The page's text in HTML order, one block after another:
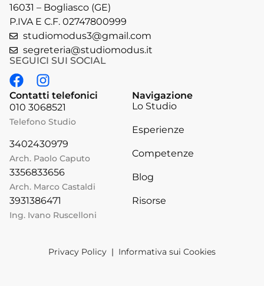
16031 – Bogliasco (GE)
P.IVA E C.F. 02747800999
studiomodus3@gmail.com
segreteria@studiomodus.it
SEGUICI SUI SOCIAL
Contatti telefonici
010 3068521
Telefono Studio
3402430979
Arch. Paolo Caputo
3356833656
Arch. Marco Castaldi
3931386471
Ing. Ivano Ruscelloni
Navigazione
Lo Studio
Esperienze
Competenze
Blog
Risorse
Privacy Policy | Informativa sui Cookies